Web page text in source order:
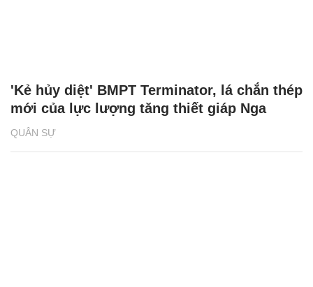
QUÂN SỰ
'Kẻ hủy diệt' BMPT Terminator, lá chắn thép
mới của lực lượng tăng thiết giáp Nga